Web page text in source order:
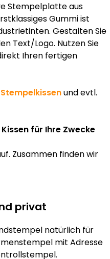
Stempelplatte aus
Gummi ist
Gestalten Sie
Text/Logo. Nutzen Sie
Ihren fertigen
Stempelkissenund evtl.
für Ihre Zwecke
Zusammen finden wir
privat
natürlich für
mit Adresse